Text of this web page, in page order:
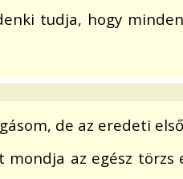
tudja, hogy
de az eredeti
mondja az egész